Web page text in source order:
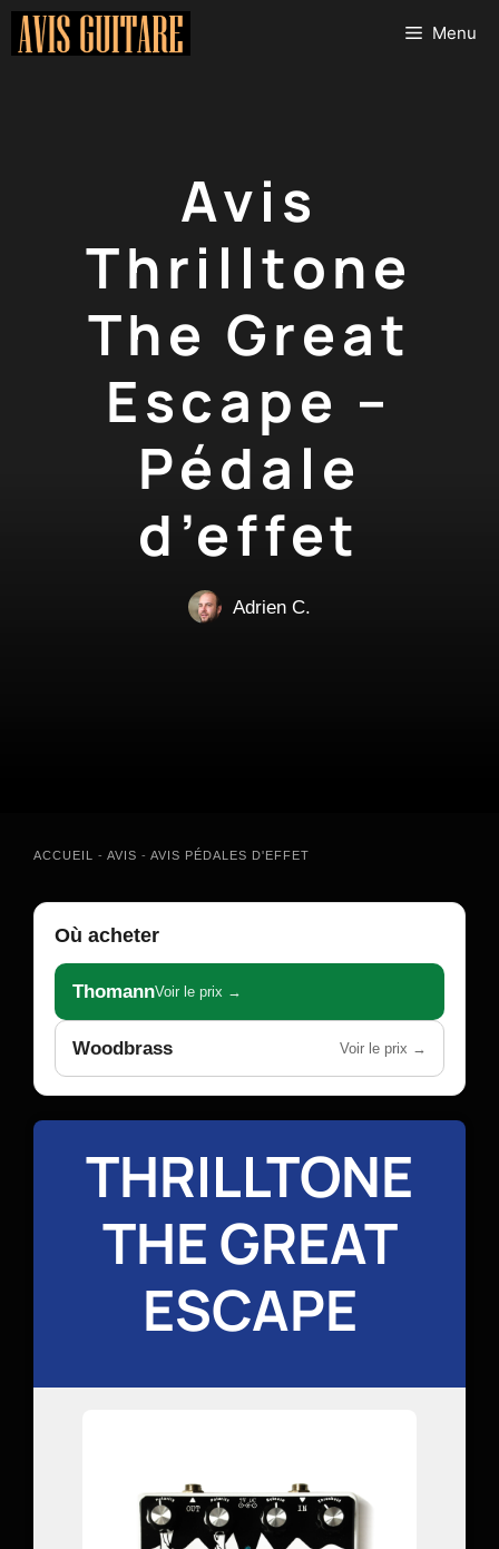
Aller
Menu
Avis
Thrilltone
The Great
Escape –
Pédale
d’effet
Adrien C.
ACCUEIL - AVIS - AVIS PÉDALES D'EFFET
Où acheter
ThomannVoir le prix →
Woodbrass Voir le prix →
THRILLTONE
THE GREAT
ESCAPE